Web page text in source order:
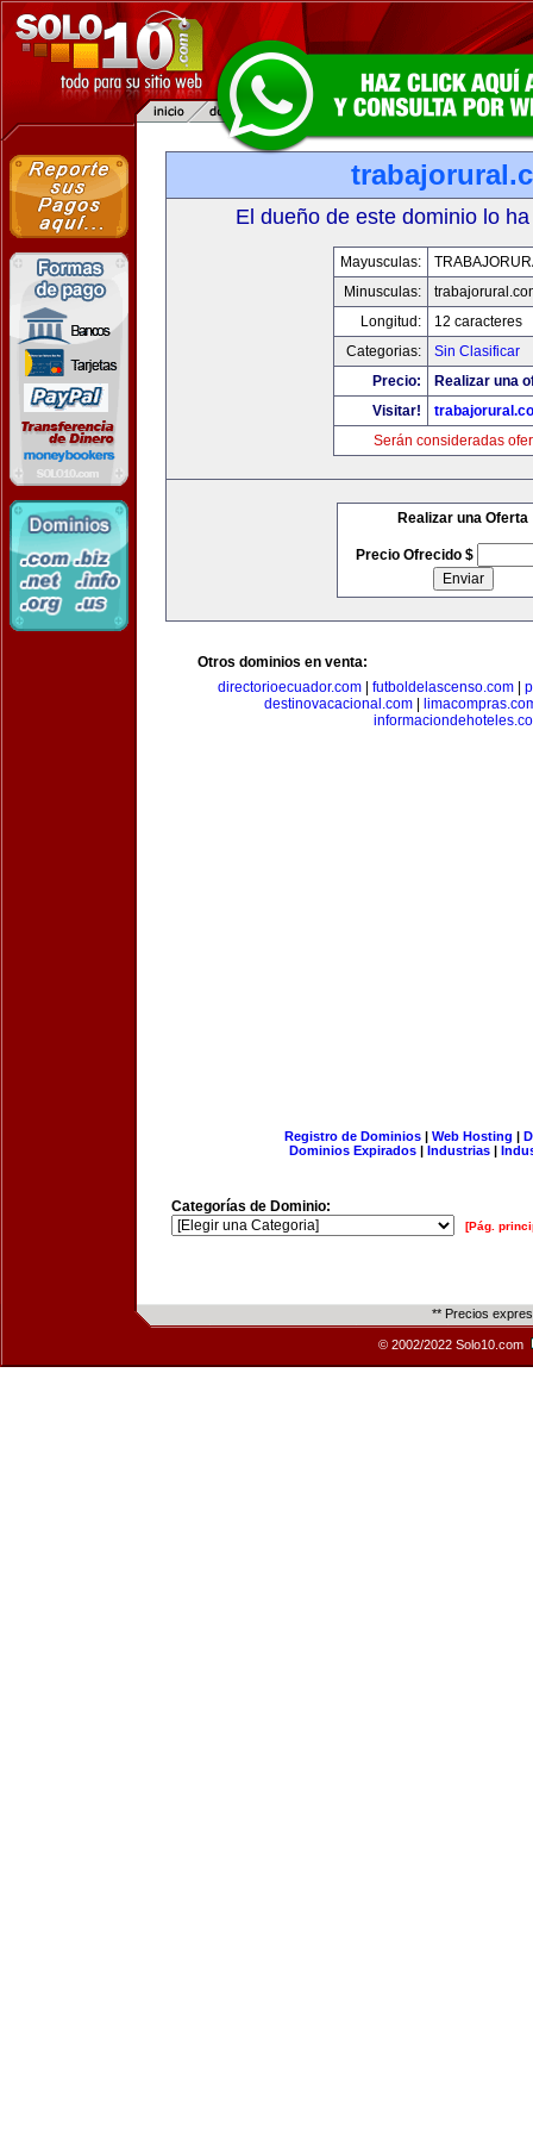
El dueño de este dominio lo
Mayusculas:
Minusculas:
Longitud:
12 caracteres
Categorias:
Sin Clasificar
Precio:
Realizar una
Visitar!
Serán consideradas
Realizar una Oferta
Precio Ofrecido $
Otros dominios en venta:
directorioecuador.com
futboldelascenso.com
destinovacacional.com
Registro de Dominios| Web Hosting |
Dominios Expirados | Industrias |
Categorías de Dominio:
[Pág.
** Precios
© 2002/2022 Solo10.com